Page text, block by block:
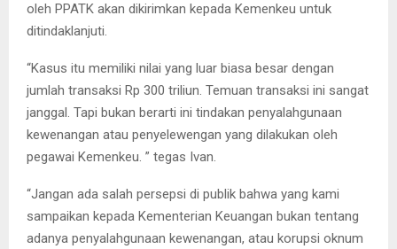
oleh PPATK akan dikirimkan kepada Kemenkeu untuk
ditindaklanjuti.
“Kasus itu memiliki nilai yang luar biasa besar dengan
jumlah transaksi Rp 300 triliun. Temuan transaksi ini sangat
janggal. Tapi bukan berarti ini tindakan penyalahgunaan
kewenangan atau penyelewengan yang dilakukan oleh
pegawai Kemenkeu. ” tegas Ivan.
“Jangan ada salah persepsi di publik bahwa yang kami
sampaikan kepada Kementerian Keuangan bukan tentang
adanya penyalahgunaan kewenangan, atau korupsi oknum